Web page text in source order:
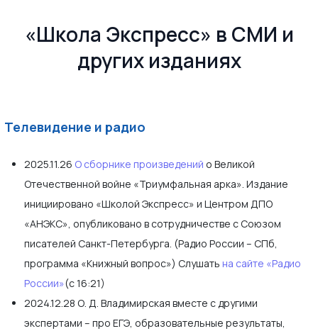
«Школа Экспресс» в СМИ и
других изданиях
Телевидение и радио
2025.11.26 О сборнике произведений о Великой
Отечественной войне «Триумфальная арка». Издание
инициировано «Школой Экспресс» и Центром ДПО
«АНЭКС», опубликовано в сотрудничестве с Союзом
писателей Санкт-Петербурга. (Радио России – СПб,
программа «Книжный вопрос») Слушать на сайте «Радио
России»(с 16:21)
2024.12.28 О. Д. Владимирская вместе с другими
экспертами – про ЕГЭ, образовательные результаты,